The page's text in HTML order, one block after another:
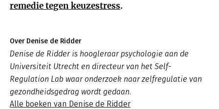
remedie tegen keuzestress.
Over Denise de Ridder
Denise de Ridder is hoogleraar psychologie aan de
Universiteit Utrecht en directeur van het Self-
Regulation Lab waar onderzoek naar zelfregulatie van
gezondheidsgedrag wordt gedaan.
Alle boeken van Denise de Ridder